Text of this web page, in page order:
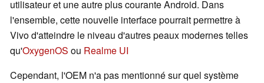
utilisateur et une autre plus courante Android. Dans
l'ensemble, cette nouvelle interface pourrait permettre à
Vivo d'atteindre le niveau d'autres peaux modernes telles
qu'OxygenOS ou Realme UI
Cependant, l'OEM n'a pas mentionné sur quel système